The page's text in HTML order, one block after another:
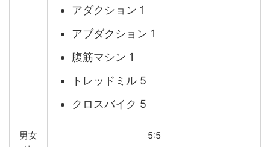
アダクション 1
アブダクション 1
腹筋マシン 1
トレッドミル 5
クロスバイク 5
男女
5:5